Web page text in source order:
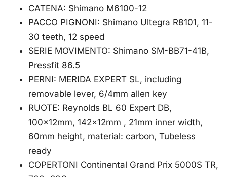
CATENA: Shimano M6100-12
PACCO PIGNONI: Shimano Ultegra R8101, 11-
30 teeth, 12 speed
SERIE MOVIMENTO: Shimano SM-BB71-41B,
Pressfit 86.5
PERNI: MERIDA EXPERT SL, including
removable lever, 6/4mm allen key
RUOTE: Reynolds BL 60 Expert DB,
100x12mm, 142x12mm , 21mm inner width,
60mm height, material: carbon, Tubeless
ready
COPERTONI Continental Grand Prix 5000S TR,